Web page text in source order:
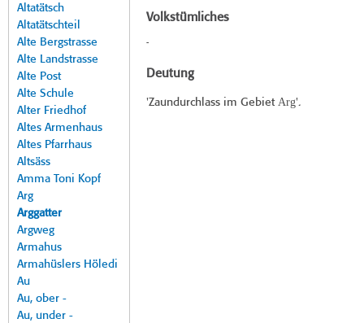
Altatätsch
Altatätschteil
Alte Bergstrasse
Alte Landstrasse
Alte Post
Alte Schule
Alter Friedhof
Altes Armenhaus
Altes Pfarrhaus
Altsäss
Amma Toni Kopf
Arg
Arggatter
Argweg
Armahus
Armahüslers Höledi
Au
Au, ober -
Au, under -
Volkstümliches
-
Deutung
'Zaundurchlass im Gebiet Arg'.